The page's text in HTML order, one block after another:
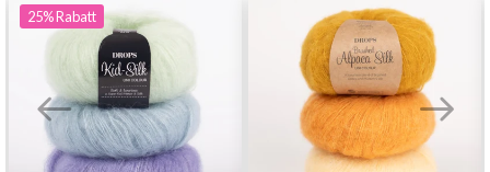
25%Rabatt